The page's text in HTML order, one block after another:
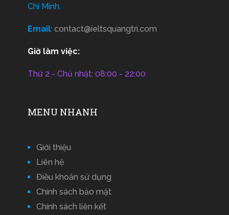
Chí Minh.
Email: contact@ieltsquangtri.com
Giờ làm việc:
Thứ 2 - Chủ nhật: 08:00 - 22:00
MENU NHANH
Giới thiệu
Liên hệ
Điều khoản sử dụng
Chính sách bảo mật
Chính sách liên kết